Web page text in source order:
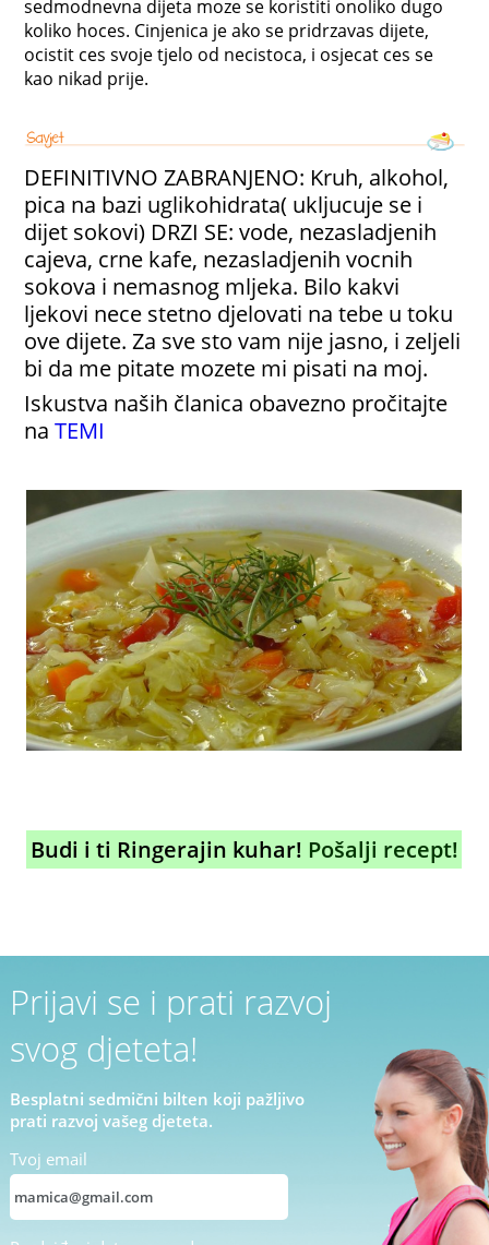
sedmodnevna dijeta moze se koristiti onoliko dugo
koliko hoces. Cinjenica je ako se pridrzavas dijete,
ocistit ces svoje tjelo od necistoca, i osjecat ces se
kao nikad prije.
DEFINITIVNO ZABRANJENO: Kruh, alkohol,
pica na bazi uglikohidrata( ukljucuje se i
dijet sokovi) DRZI SE: vode, nezasladjenih
cajeva, crne kafe, nezasladjenih vocnih
sokova i nemasnog mljeka. Bilo kakvi
ljekovi nece stetno djelovati na tebe u toku
ove dijete. Za sve sto vam nije jasno, i zeljeli
bi da me pitate mozete mi pisati na moj.
Iskustva naših članica obavezno pročitajte
naTEMI
Budi i ti Ringerajin kuhar! Pošalji recept!
Prijavi se i prati razvoj
svog djeteta!
Besplatni sedmični bilten koji pažljivo
prati razvoj vašeg djeteta.
Tvoj email